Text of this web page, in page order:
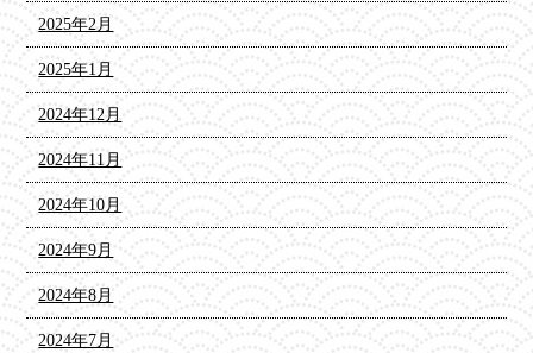
2025年2月
2025年1月
2024年12月
2024年11月
2024年10月
2024年9月
2024年8月
2024年7月